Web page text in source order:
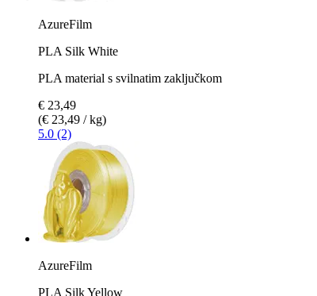
AzureFilm
PLA Silk White
PLA material s svilnatim zaključkom
€ 23,49
(€ 23,49 / kg)
5.0 (2)
AzureFilm
PLA Silk Yellow